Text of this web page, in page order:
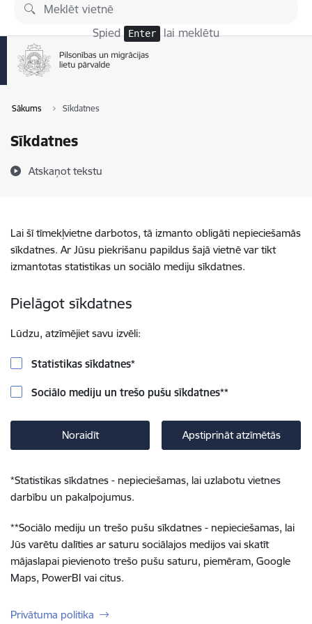
Pāriet uz lapas saturu
Spied Enter lai meklētu
Sākums Sīkdatnes
Sīkdatnes
Atskaņot tekstu
Lai šī tīmekļvietne darbotos, tā izmanto obligāti nepieciešamās
sīkdatnes. Ar Jūsu piekrišanu papildus šajā vietnē var tikt
izmantotas statistikas un sociālo mediju sīkdatnes.
Pielāgot sīkdatnes
Lūdzu, atzīmējiet savu izvēli:
Statistikas sīkdatnes*
Sociālo mediju un trešo pušu sīkdatnes**
Noraidīt Apstiprināt atzīmētās
*Statistikas sīkdatnes - nepieciešamas, lai uzlabotu vietnes
darbību un pakalpojumus.
**Sociālo mediju un trešo pušu sīkdatnes - nepieciešamas, lai
Jūs varētu dalīties ar saturu sociālajos medijos vai skatīt
mājaslapai pievienoto trešo pušu saturu, piemēram, Google
Maps, PowerBI vai citus.
Privātuma politika